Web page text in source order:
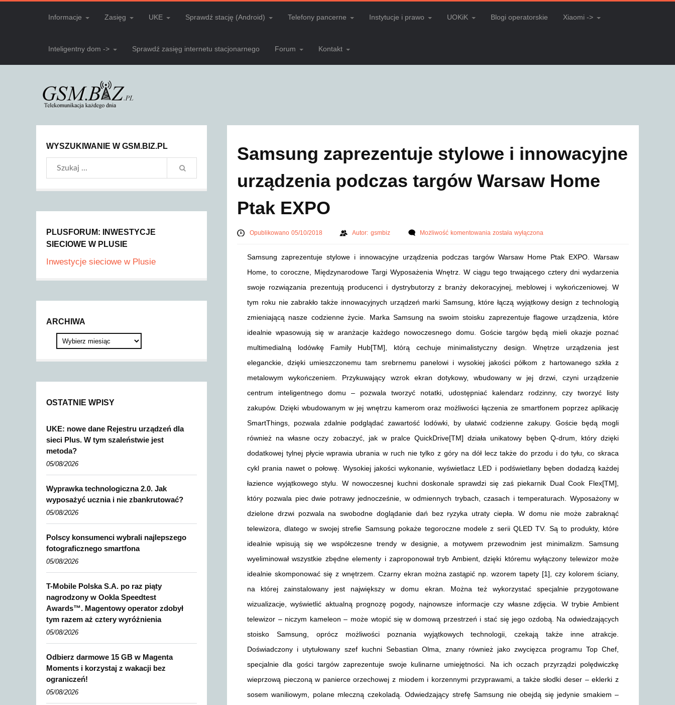
Informacje Zasięg UKE Sprawdź stację (Android) Telefony pancerne Instytucje i prawo UOKiK Blogi operatorskie Xiaomi ->
Inteligentny dom -> Sprawdź zasięg internetu stacjonarnego Forum Kontakt
Samsung zaprezentuje stylowe i innowacyjne
urządzenia podczas targów Warsaw Home
Ptak EXPO
Opublikowano 05/10/2018 Autor: gsmbiz Możliwość komentowaniazostała wyłączona
Samsung zaprezentuje stylowe i innowacyjne urządzenia podczas targów Warsaw Home Ptak EXPO. Warsaw
Home, to coroczne, Międzynarodowe Targi Wyposażenia Wnętrz. W ciągu tego trwającego cztery dni wydarzenia
swoje rozwiązania prezentują producenci i dystrybutorzy z branży dekoracyjnej, meblowej i wykończeniowej. W
tym roku nie zabrakło także innowacyjnych urządzeń marki Samsung, które łączą wyjątkowy design z technologią
zmieniającą nasze codzienne życie. Marka Samsung na swoim stoisku zaprezentuje flagowe urządzenia, które
idealnie wpasowują się w aranżacje każdego nowoczesnego domu. Goście targów będą mieli okazje poznać
multimedialną lodówkę Family Hub[TM], którą cechuje minimalistyczny design. Wnętrze urządzenia jest
eleganckie, dzięki umieszczonemu tam srebrnemu panelowi i wysokiej jakości półkom z hartowanego szkła z
metalowym wykończeniem. Przykuwający wzrok ekran dotykowy, wbudowany w jej drzwi, czyni urządzenie
centrum inteligentnego domu – pozwala tworzyć notatki, udostępniać kalendarz rodzinny, czy tworzyć listy
zakupów. Dzięki wbudowanym w jej wnętrzu kamerom oraz możliwości łączenia ze smartfonem poprzez aplikację
SmartThings, pozwala zdalnie podglądać zawartość lodówki, by ułatwić codzienne zakupy. Goście będą mogli
również na własne oczy zobaczyć, jak w pralce QuickDrive[TM] działa unikatowy bęben Q-drum, który dzięki
dodatkowej tylnej płycie wprawia ubrania w ruch nie tylko z góry na dół lecz także do przodu i do tyłu, co skraca
cykl prania nawet o połowę. Wysokiej jakości wykonanie, wyświetlacz LED i podświetlany bęben dodadzą każdej
łazience wyjątkowego stylu. W nowoczesnej kuchni doskonale sprawdzi się zaś piekarnik Dual Cook Flex[TM],
który pozwala piec dwie potrawy jednocześnie, w odmiennych trybach, czasach i temperaturach. Wyposażony w
dzielone drzwi pozwala na swobodne doglądanie dań bez ryzyka utraty ciepła. W domu nie może zabraknąć
telewizora, dlatego w swojej strefie Samsung pokaże tegoroczne modele z serii QLED TV. Są to produkty, które
idealnie wpisują się we współczesne trendy w designie, a motywem przewodnim jest minimalizm. Samsung
wyeliminował wszystkie zbędne elementy i zaproponował tryb Ambient, dzięki któremu wyłączony telewizor może
idealnie skomponować się z wnętrzem. Czarny ekran można zastąpić np. wzorem tapety [1], czy kolorem ściany,
na której zainstalowany jest największy w domu ekran. Można też wykorzystać specjalnie przygotowane
wizualizacje, wyświetlić aktualną prognozę pogody, najnowsze informacje czy własne zdjęcia. W trybie Ambient
telewizor – niczym kameleon – może wtopić się w domową przestrzeń i stać się jego ozdobą. Na odwiedzających
stoisko Samsung, oprócz możliwości poznania wyjątkowych technologii, czekają także inne atrakcje.
Doświadczony i utytułowany szef kuchni Sebastian Olma, znany również jako zwycięzca programu Top Chef,
specjalnie dla gości targów zaprezentuje swoje kulinarne umiejętności. Na ich oczach przyrządzi polędwiczkę
wieprzową pieczoną w panierce orzechowej z miodem i korzennymi przyprawami, a także słodki deser – eklerki z
sosem waniliowym, polane mleczną czekoladą. Odwiedzający strefę Samsung nie obejdą się jedynie smakiem –
WYSZUKIWANIE W GSM.BIZ.PL
PLUSFORUM: INWESTYCJE
SIECIOWE W PLUSIE
Inwestycje sieciowe w Plusie
ARCHIWA
OSTATNIE WPISY
UKE: nowe dane Rejestru urządzeń dla
sieci Plus. W tym szaleństwie jest
metoda?
05/08/2026
Wyprawka technologiczna 2.0. Jak
wyposażyć ucznia i nie zbankrutować?
05/08/2026
Polscy konsumenci wybrali najlepszego
fotograficznego smartfona
05/08/2026
T-Mobile Polska S.A. po raz piąty
nagrodzony w Ookla Speedtest
Awards™. Magentowy operator zdobył
tym razem aż cztery wyróżnienia
05/08/2026
Odbierz darmowe 15 GB w Magenta
Moments i korzystaj z wakacji bez
ograniczeń!
05/08/2026